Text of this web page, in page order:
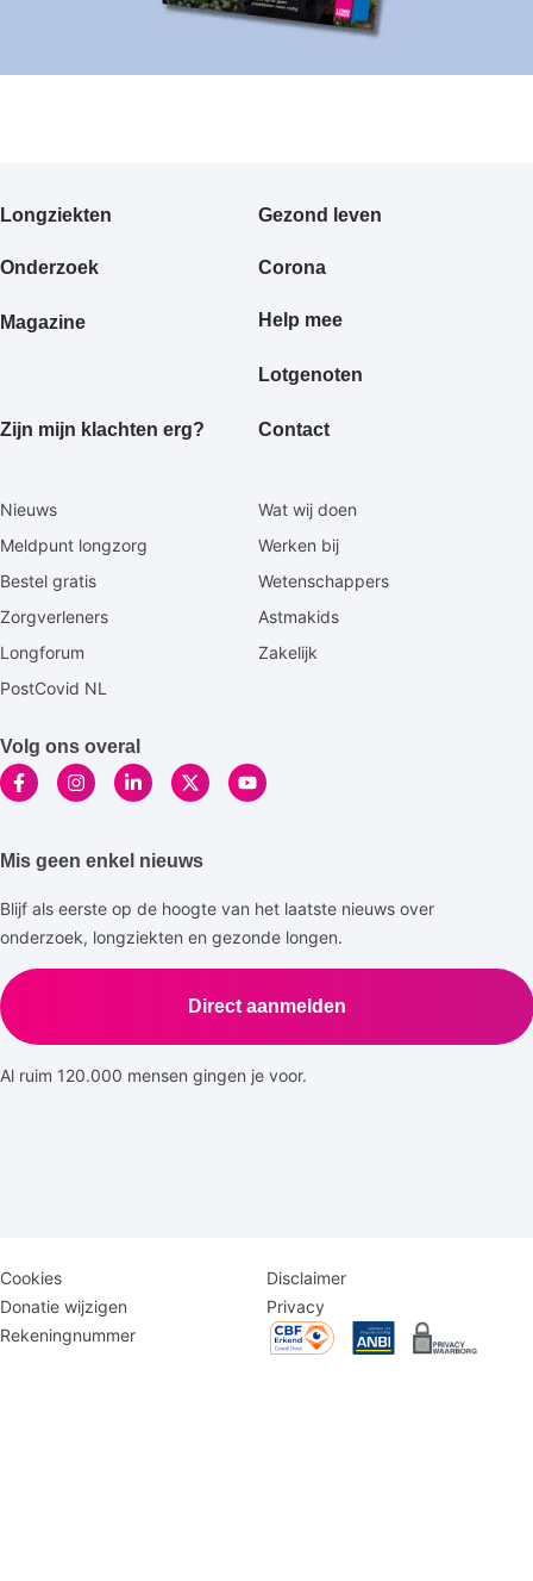
Primair
Longziekten Gezond leven
Onderzoek Corona
Magazine Help mee
Lotgenoten
Zijn mijn klachten erg? Contact
Secundaire
Nieuws
Wat wij doen
Meldpunt longzorg
Werken bij
Bestel gratis
Wetenschappers
Zorgverleners
Astmakids
Longforum
Zakelijk
PostCovid NL
Volg ons overal
Mis geen enkel nieuws
Blijf als eerste op de hoogte van het laatste nieuws over
onderzoek, longziekten en gezonde longen.
Direct aanmelden
Al ruim 120.000 mensen gingen je voor.
Disclaimer
menu
Cookies
Disclaimer
Donatie wijzigen
Privacy
Rekeningnummer
Logomenu